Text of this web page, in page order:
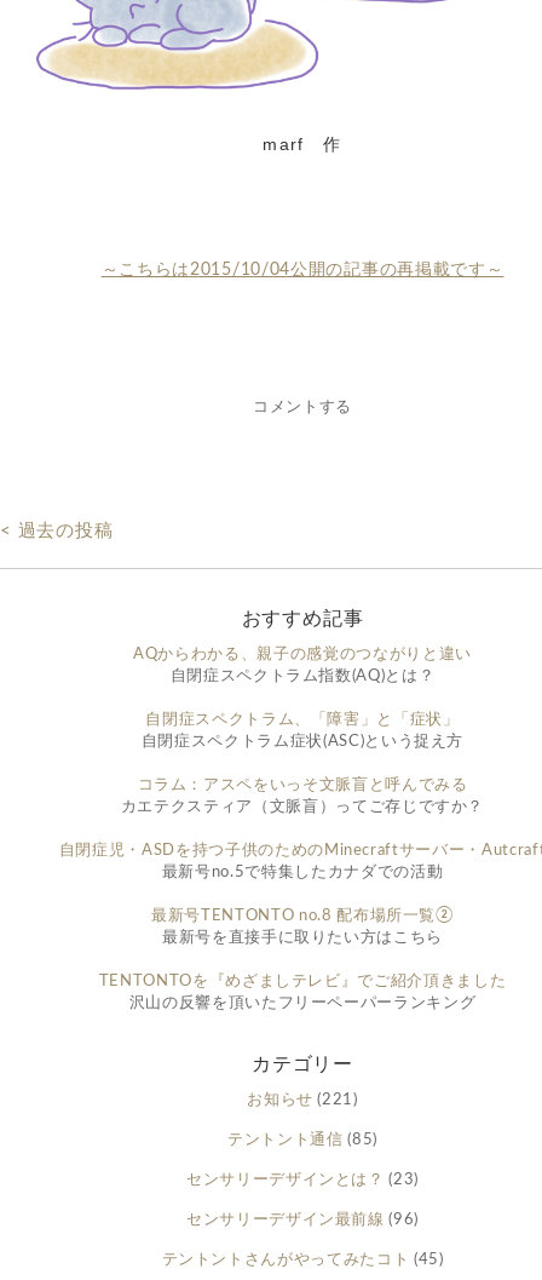
marf 作
～こちらは2015/10/04公開の記事の再掲載です～
コメントする
< 過去の投稿
おすすめ記事
AQからわかる、親子の感覚のつながりと違い
自閉症スペクトラム指数(AQ)とは？
自閉症スペクトラム、「障害」と「症状」
自閉症スペクトラム症状(ASC)という捉え方
コラム：アスペをいっそ文脈盲と呼んでみる
カエテクスティア（文脈盲）ってご存じですか？
自閉症児・ASDを持つ子供のためのMinecraftサーバー・
最新号no.5で特集したカナダでの活動
最新号TENTONTO no.8 配布場所一覧②
最新号を直接手に取りたい方はこちら
TENTONTOを『めざましテレビ』でご紹介頂きました
沢山の反響を頂いたフリーペーパーランキング
カテゴリー
お知らせ (221)
テントント通信 (85)
センサリーデザインとは？ (23)
センサリーデザイン最前線 (96)
テントントさんがやってみたコト (45)